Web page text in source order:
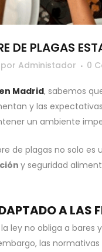
DE PLAGAS
por Administador 0
Madrid, sabemos
y las
un ambiente
de plagas no solo
y seguridad
A LAS
ley no obliga a
las